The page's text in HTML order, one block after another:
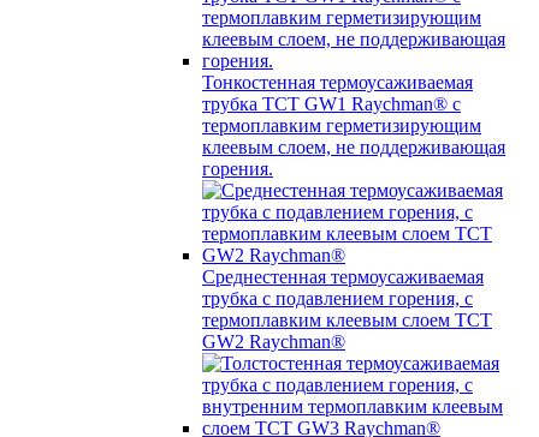
Тонкостенная термоусаживаемая
трубка TCT GW1 Raychman® с
термоплавким герметизирующим
клеевым слоем, не поддерживающая
горения.
Среднестенная термоусаживаемая
трубка c подавлением горения, с
термоплавким клеевым слоем TCT
GW2 Raychman®